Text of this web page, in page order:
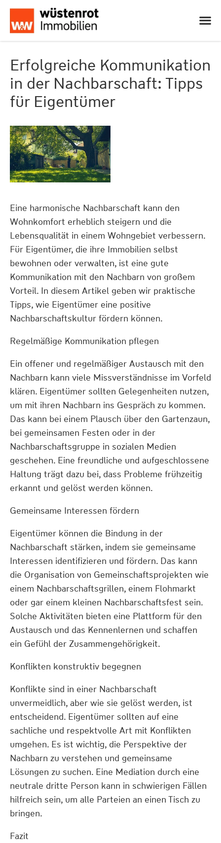
Erfolgreiche Kommunikation
in der Nachbarschaft: Tipps
für Eigentümer
Eine harmonische Nachbarschaft kann den
Wohnkomfort erheblich steigern und die
Lebensqualität in einem Wohngebiet verbessern.
Für Eigentümer, die ihre Immobilien selbst
bewohnen oder verwalten, ist eine gute
Kommunikation mit den Nachbarn von großem
Vorteil. In diesem Artikel geben wir praktische
Tipps, wie Eigentümer eine positive
Nachbarschaftskultur fördern können.
Regelmäßige Kommunikation pflegen
Ein offener und regelmäßiger Austausch mit den
Nachbarn kann viele Missverständnisse im Vorfeld
klären. Eigentümer sollten Gelegenheiten nutzen,
um mit ihren Nachbarn ins Gespräch zu kommen.
Das kann bei einem Plausch über den Gartenzaun,
bei gemeinsamen Festen oder in der
Nachbarschaftsgruppe in sozialen Medien
geschehen. Eine freundliche und aufgeschlossene
Haltung trägt dazu bei, dass Probleme frühzeitig
erkannt und gelöst werden können.
Gemeinsame Interessen fördern
Eigentümer können die Bindung in der
Nachbarschaft stärken, indem sie gemeinsame
Interessen identifizieren und fördern. Das kann
die Organisation von Gemeinschaftsprojekten wie
einem Nachbarschaftsgrillen, einem Flohmarkt
oder gar einem kleinen Nachbarschaftsfest sein.
Solche Aktivitäten bieten eine Plattform für den
Austausch und das Kennenlernen und schaffen
ein Gefühl der Zusammengehörigkeit.
Konflikten konstruktiv begegnen
Konflikte sind in einer Nachbarschaft
unvermeidlich, aber wie sie gelöst werden, ist
entscheidend. Eigentümer sollten auf eine
sachliche und respektvolle Art mit Konflikten
umgehen. Es ist wichtig, die Perspektive der
Nachbarn zu verstehen und gemeinsame
Lösungen zu suchen. Eine Mediation durch eine
neutrale dritte Person kann in schwierigen Fällen
hilfreich sein, um alle Parteien an einen Tisch zu
bringen.
Fazit